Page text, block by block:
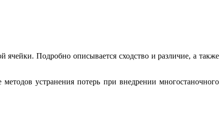
Подробно описывается сходство и различие, а также
устранения потерь при внедрении многостаночного